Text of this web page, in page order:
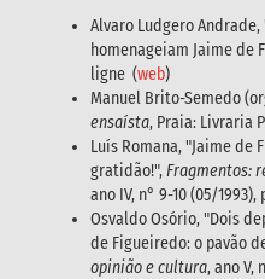
Alvaro Ludgero
homenageiam Jaime de
ligne (web)
Manuel Brito-Semedo
ensaísta, Praia: Livraria
Luís Romana,"Jaime de
gratidão!",Fragmentos:
ano IV, n° 9-10 (05/1993),
Osvaldo Osório, "Dois
de Figueiredo: o pavão
opinião e cultura, ano V,